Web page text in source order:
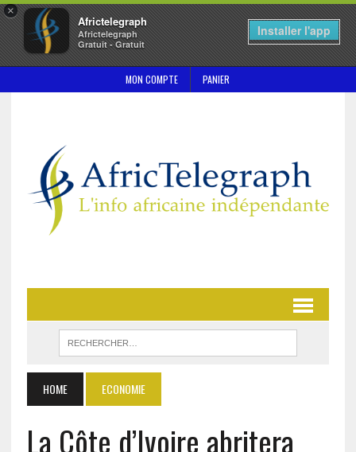
×
Africtelegraph
Africtelegraph
Gratuit - Gratuit
Installer l'app
MON COMPTE PANIER
HOME ECONOMIE
La Côte d’Ivoire abritera